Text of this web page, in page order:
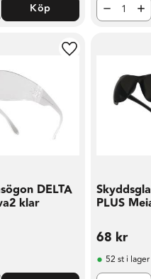
Köp
DELTA
klar
Lägg till i
PLUS
68 kr
52 st i lager